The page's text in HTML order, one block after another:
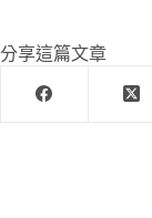
分享這篇文章